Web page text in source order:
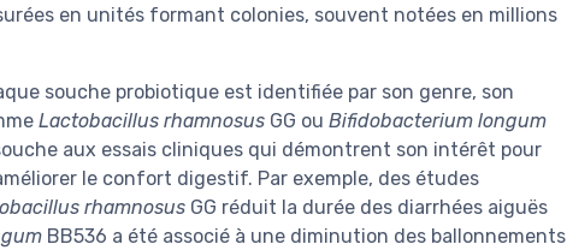
en unités formant colonies, souvent notées en millions
souche probiotique est identifiée par son genre, son
Lactobacillus rhamnosus GG ou Bifidobacterium longum
aux essais cliniques qui démontrent son intérêt pour
le confort digestif. Par exemple, des études
rhamnosus GG réduit la durée des diarrhées aiguës
BB536 a été associé à une diminution des ballonnements